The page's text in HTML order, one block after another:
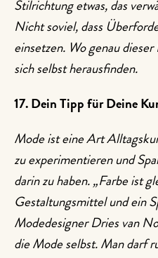
Stilrichtung etwas, das
Nicht soviel, dass
einsetzen. Wo genau
sich selbst herausfinden.
17. Dein Tipp für Deine
Mode ist eine Art
zu experimentieren und
darin zu haben. „Farbe ist
Gestaltungsmittel und ein
Modedesigner Dries van
die Mode selbst. Man darf